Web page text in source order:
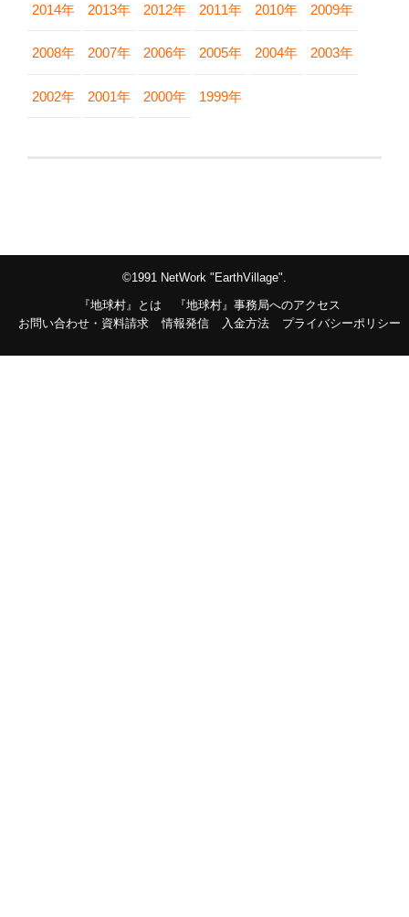
2014年 2013年 2012年 2011年 2010年 2009年
2008年 2007年 2006年 2005年 2004年 2003年
2002年 2001年 2000年 1999年
©1991 NetWork "EarthVillage".
『地球村』とは
『地球村』事務局へのアクセス
お問い合わせ・資料請求
情報発信 入金方法 プライバシーポリシー